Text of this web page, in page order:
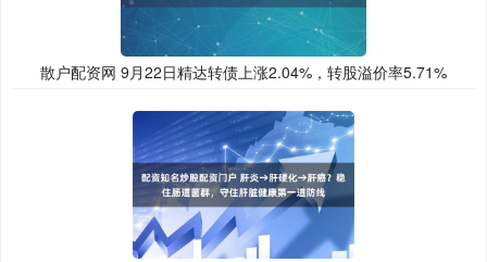
散户配资网 9月22日精达转债上涨2.04%，转股溢价率5.71%